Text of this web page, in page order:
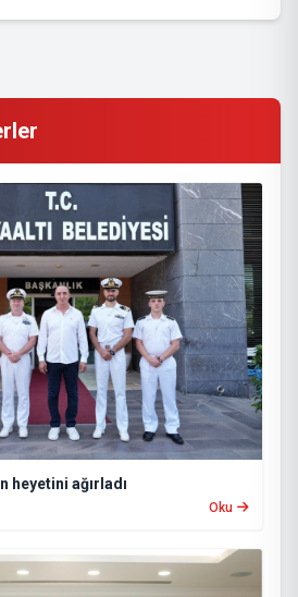
heyetini ağırladı
Oku